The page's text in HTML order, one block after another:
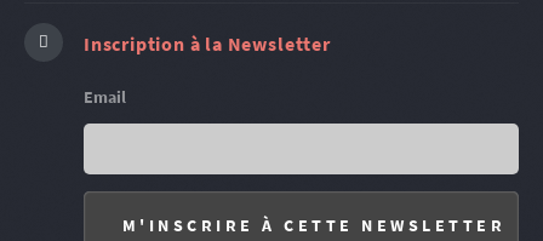
Inscription à la Newsletter
Email